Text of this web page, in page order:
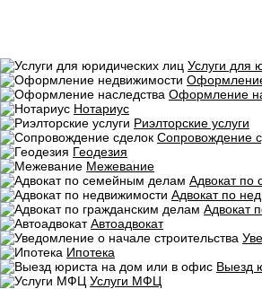
Услуги для
Оформление
Нотариус
Риэлторские услуги
Сопровождение
Геодезия
Межевание
Адвокат по
Адвокат по
Адвокат
Автоадвокат
Ипотека
Выезд
Услуги МФЦ